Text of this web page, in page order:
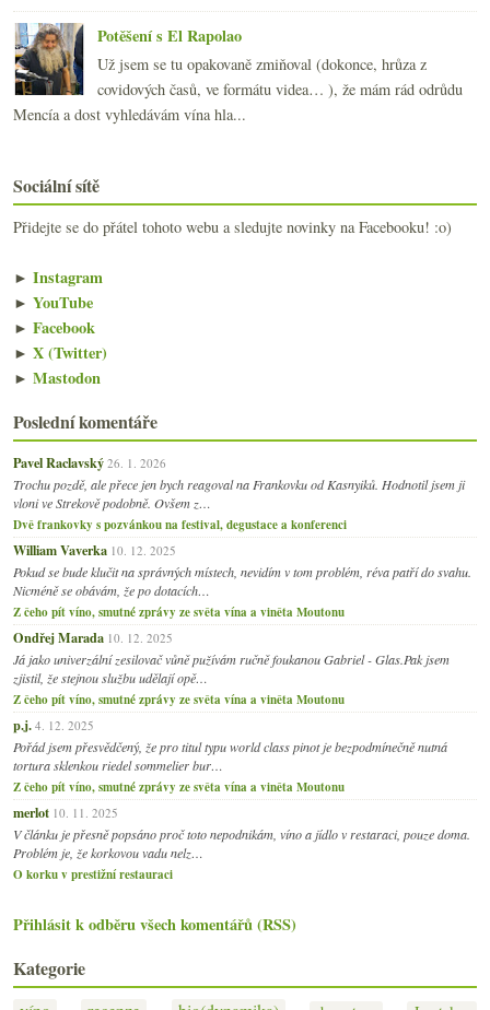
Potěšení s El Rapolao
Už jsem se tu opakovaně zmiňoval (dokonce, hrůza z
covidových časů, ve formátu videa… ), že mám rád odrůdu
Mencía a dost vyhledávám vína hla...
Sociální sítě
Přidejte se do přátel tohoto webu a sledujte novinky na Facebooku! :o)
► Instagram
► YouTube
► Facebook
► X (Twitter)
► Mastodon
Poslední komentáře
Pavel Raclavský 26. 1. 2026
Trochu pozdě, ale přece jen bych reagoval na Frankovku od Kasnyiků. Hodnotil jsem ji
vloni ve Strekově podobně. Ovšem z…
Dvě frankovky s pozvánkou na festival, degustace a konferenci
William Vaverka 10. 12. 2025
Pokud se bude klučit na správných místech, nevidím v tom problém, réva patří do svahu.
Nicméně se obávám, že po dotacích…
Z čeho pít víno, smutné zprávy ze světa vína a viněta Moutonu
Ondřej Marada 10. 12. 2025
Já jako univerzální zesilovač vůně pužívám ručně foukanou Gabriel - Glas.Pak jsem
zjistil, že stejnou službu udělají opě…
Z čeho pít víno, smutné zprávy ze světa vína a viněta Moutonu
p.j. 4. 12. 2025
Pořád jsem přesvědčený, že pro titul typu world class pinot je bezpodmínečně nutná
tortura sklenkou riedel sommelier bur…
Z čeho pít víno, smutné zprávy ze světa vína a viněta Moutonu
merlot 10. 11. 2025
V článku je přesně popsáno proč toto nepodnikám, víno a jídlo v restaraci, pouze doma.
Problém je, že korkovou vadu nelz…
O korku v prestižní restauraci
Přihlásit k odběru všech komentářů (RSS)
Kategorie